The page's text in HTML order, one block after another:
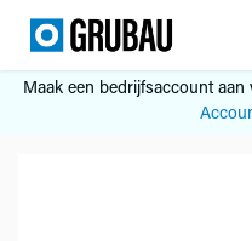
Overslaan naar inhoud
Maak een bedrijfsaccount